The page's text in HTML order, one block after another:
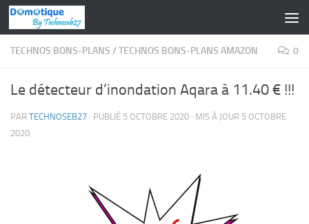
Skip to content
TECHNOS BONS-PLANS /TECHNOS BONS-PLANS AMAZON 0
Le détecteur d’inondation Aqara à 11.40 € !!!
PAR TECHNOSEB27 · PUBLIÉ 5 OCTOBRE 2020 · MIS À JOUR 5 OCTOBRE
2020